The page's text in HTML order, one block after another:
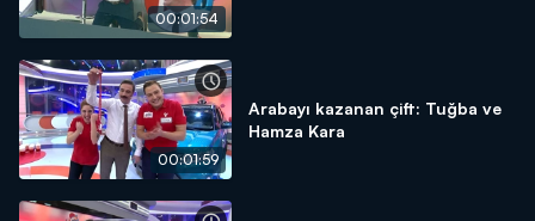
00:01:54
00:01:59
Arabayı kazanan çift: Tuğba ve
Hamza Kara